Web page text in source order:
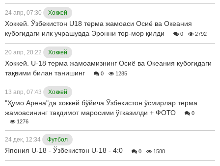
24 апр, 07:30 Хоккей
Хоккей. Ўзбекистон U18 терма жамоаси Осиё ва Океания
кубогидаги илк учрашувда Эронни тор-мор қилди
0 2792
20 апр, 20:22 Хоккей
Хоккей. U-18 терма жамоамизнинг Осиё ва Океания кубогидаги
тақвими билан танишинг
0 1285
13 апр, 07:43 Хоккей
"Ҳумо Арена"да хоккей бўйича Ўзбекистон ўсмирлар терма
жамоасининг тақдимот маросими ўтказилди + ФОТО
0
1276
24 дек, 12:34 Футбол
Япония U-18 - Ўзбекистон U-18 - 4:0 0 1588